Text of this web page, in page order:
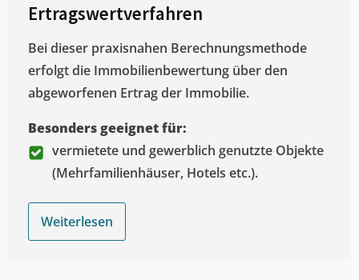
Ertragswertverfahren
Bei dieser praxisnahen Berechnungsmethode
erfolgt die Immobilienbewertung über den
abgeworfenen Ertrag der Immobilie.
Besonders geeignet für:
vermietete und gewerblich genutzte Objekte
(Mehrfamilienhäuser, Hotels etc.).
Weiterlesen